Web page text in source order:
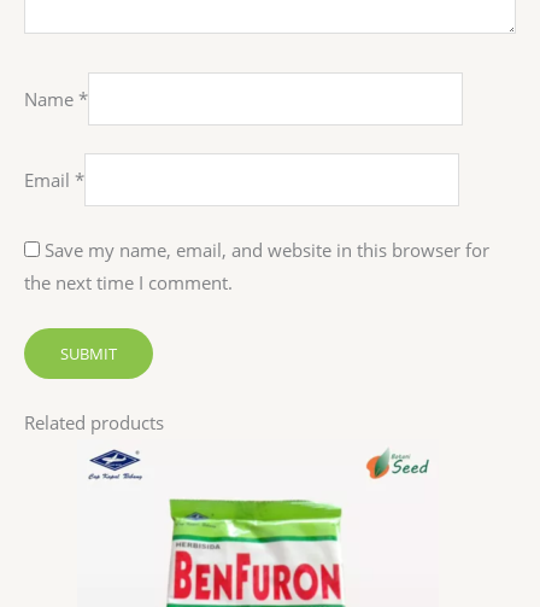
Name *
Email *
Save my name, email, and website in this browser for
the next time I comment.
Related products